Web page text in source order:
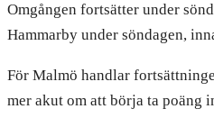
Omgången fortsätter under
Hammarby under söndagen,
För Malmö handlar
mer akut om att börja ta poäng